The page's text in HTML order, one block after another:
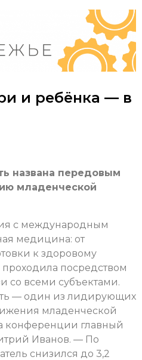
и ребёнка — в
названа передовым
младенческой
с международным
медицина: от
к здоровому
проходила посредством
со всеми субъектами.
— один из лидирующих
младенческой
конференции главный
Иванов. — По
снизился до 3,2